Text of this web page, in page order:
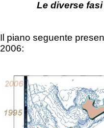
Le diverse
Il piano seguente
2006: